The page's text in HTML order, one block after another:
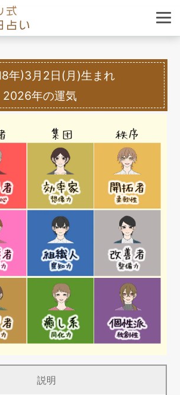
年)3月2日(月)生まれ
2026年の運気
説明